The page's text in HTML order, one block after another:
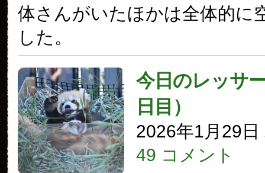
体さんがいたほかは全体的に
した。
今日のレッサ
日目）
2026年1月29日
49 コメント